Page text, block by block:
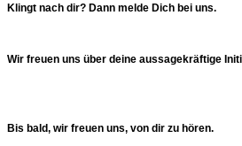
Klingt nach dir? Dann melde Dich bei uns.
Wir freuen uns über deine aussagekräftige
Bis bald, wir freuen uns, von dir zu hören.